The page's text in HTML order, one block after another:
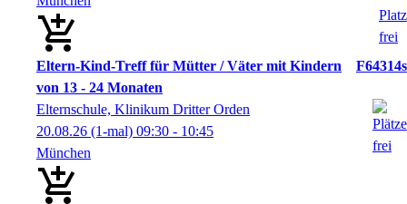
Eltern-Kind-Treff für Mütter / Väter mit Kindern
von 13 - 24 Monaten
F64314s
Elternschule, Klinikum Dritter Orden
20.08.26 (1-mal) 09:30 - 10:45
München